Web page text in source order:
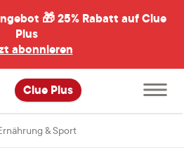
🎁25% Rabatt auf Clue
Plus
abonnieren
Clue Plus
öffnen
& SportAlkohol